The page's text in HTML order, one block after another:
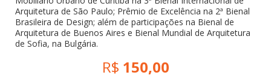
Arquitetura de São Paulo; Prêmio de Excelência na 2ª Bienal
Brasileira de Design; além de participações na Bienal de
Arquitetura de Buenos Aires e Bienal Mundial de Arquitetura
de Sofia, na Bulgária.
R$ 150,00